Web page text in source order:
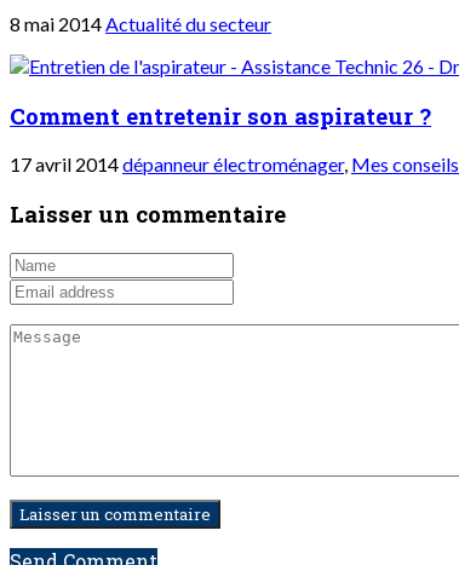
8 mai 2014Actualité du secteur
Comment entretenir son aspirateur ?
17 avril 2014dépanneur électroménager, Mes conseils
Laisser un commentaire